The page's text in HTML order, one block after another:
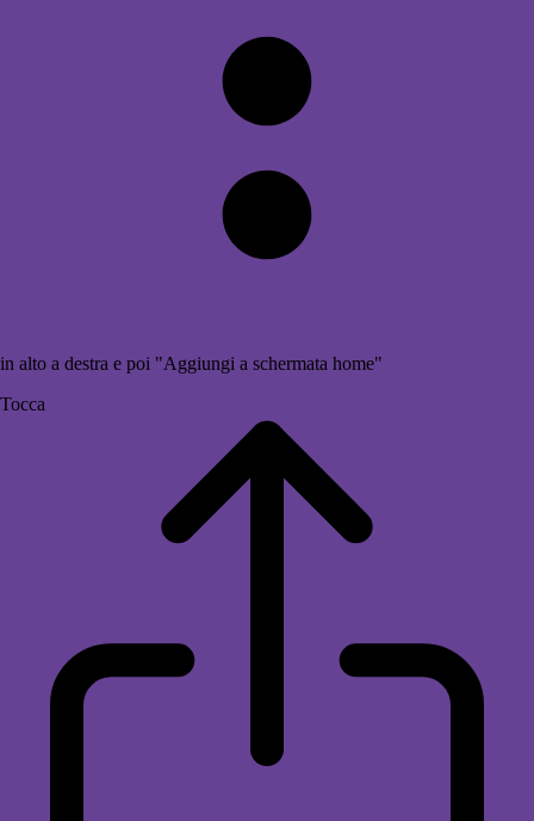
in alto a destra e poi "Aggiungi a schermata home"
Tocca